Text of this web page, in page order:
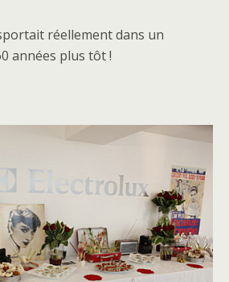
réellement dans un
années plus tôt !